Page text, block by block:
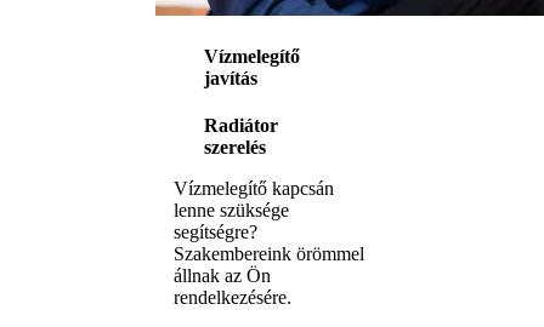
Vízmelegítő
javítás
Radiátor
szerelés
Vízmelegítő kapcsán
lenne szüksége
segítségre?
Szakembereink örömmel
állnak az Ön
rendelkezésére.